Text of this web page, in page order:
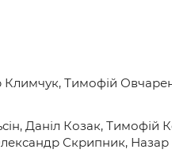
Климчук, Тимофій
Даніл Козак, Тимофій
Скрипник, Назар